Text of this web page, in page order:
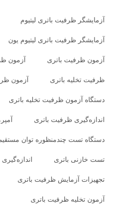
آزمایشگر ظرفیت باتری لیتیوم
آزمایشگر ظرفیت باتری لیتیوم یون
آزمون ظرفیت باتری آزمون
ظرفیت تخلیه باتری آزمون
دستگاه آزمون ظرفیت تخلیه باتری
اندازه‌گیری ظرفیت باتری
دستگاه تست چندمنظوره توان
تست خازنی باتری
تجهیزات آزمایش ظرفیت باتری
آزمون تخلیه ظرفیت باتری